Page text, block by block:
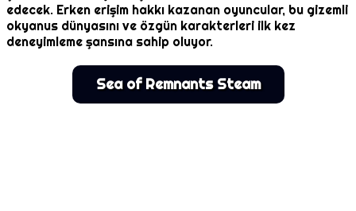
edecek. Erken erişim hakkı kazanan oyuncular, bu gizemli
okyanus dünyasını ve özgün karakterleri ilk kez
deneyimleme şansına sahip oluyor.
Sea of Remnants Steam